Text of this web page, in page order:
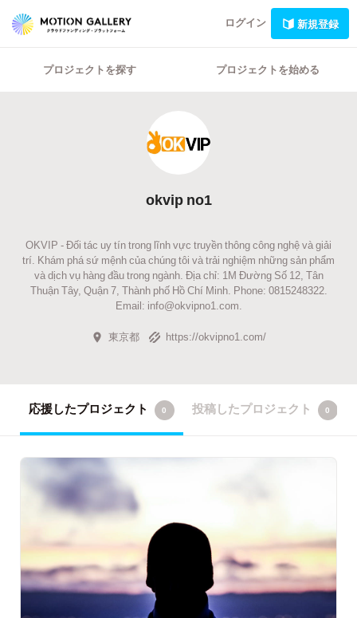
ログイン 新規登録
プロジェクトを探す プロジェクトを始める
okvip no1
OKVIP - Đối tác uy tín trong lĩnh vực truyền thông công nghệ và giải
trí. Khám phá sứ mệnh của chúng tôi và trải nghiệm những sản phẩm
và dịch vụ hàng đầu trong ngành. Địa chỉ: 1M Đường Số 12, Tân
Thuận Tây, Quận 7, Thành phố Hồ Chí Minh. Phone: 0815248322.
Email: info@okvipno1.com.
東京都 https://okvipno1.com/
応援したプロジェクト 0 投稿したプロジェクト 0